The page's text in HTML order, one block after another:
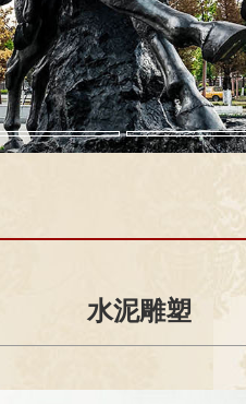
水泥雕塑